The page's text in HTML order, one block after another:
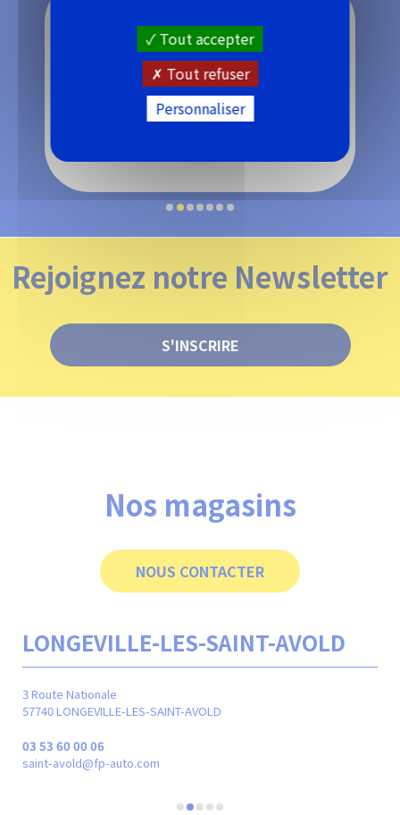
Rejoignez notre Newsletter
S'INSCRIRE
Nos magasins
NOUS CONTACTER
LONGEVILLE-LES-SAINT-AVOLD
3 Route Nationale
57740 LONGEVILLE-LES-SAINT-AVOLD
03 53 60 00 06
saint-avold@fp-auto.com
Tout accepter
Tout refuser
Personnaliser